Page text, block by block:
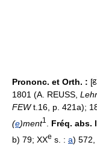
Prononc. et Orth. : [
1801 (A. REUSS,
FEWt.16, p. 421a);
(e)ment1 Fréq. abs.
b) 79; XXe s. : a) 572,